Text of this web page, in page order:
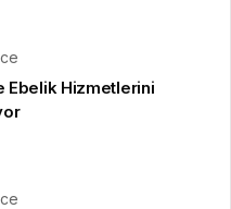
Ebelik Hizmetlerini